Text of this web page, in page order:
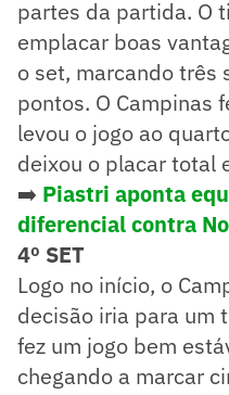
partes da partida. O
emplacar boas
o set, marcando três
pontos. O Campinas
levou o jogo ao
deixou o placar total
➡️ Piastri aponta
diferencial contra
4º SET
Logo no início, o
decisão iria para um
fez um jogo bem
chegando a marcar